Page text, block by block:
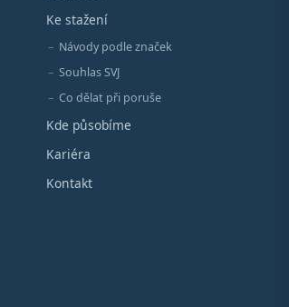
Ke stažení
Návody podle značek
Souhlas SVJ
Co dělat při poruše
Kde působíme
Kariéra
Kontakt